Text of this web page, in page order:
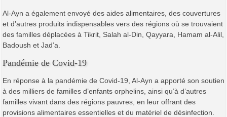
Al-Ayn a également envoyé des aides alimentaires, des couvertures
et d’autres produits indispensables vers des régions où se trouvaient
des familles déplacées à Tikrit, Salah al-Din, Qayyara, Hamam al-Alil,
Badoush et Jad’a.
Pandémie de Covid-19
En réponse à la pandémie de Covid-19, Al-Ayn a apporté son soutien
à des milliers de familles d’enfants orphelins, ainsi qu’à d’autres
familles vivant dans des régions pauvres, en leur offrant des
provisions alimentaires essentielles et du matériel de désinfection.